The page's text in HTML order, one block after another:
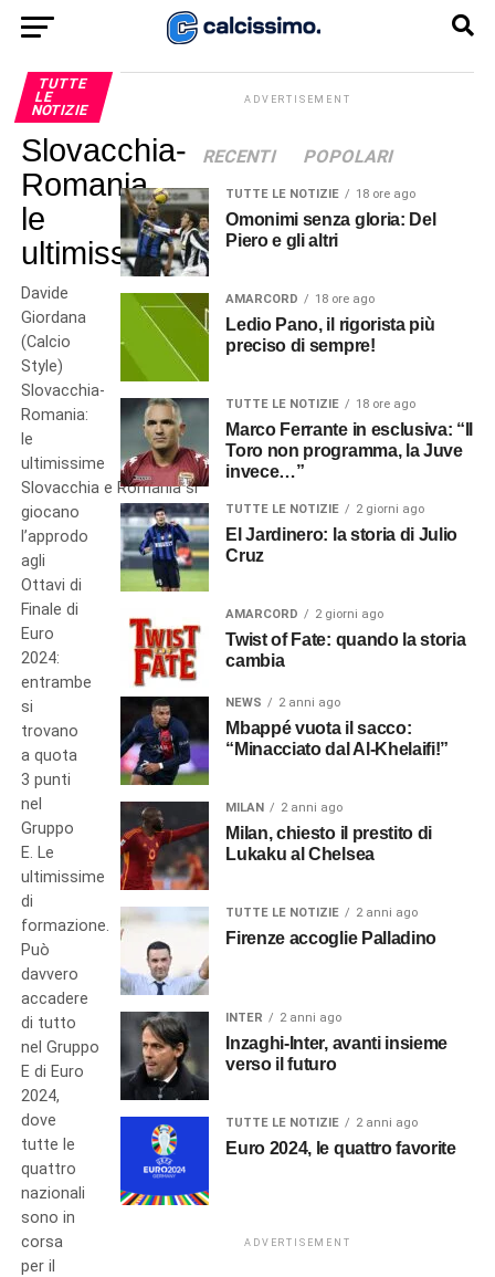
TUTTE
LE
NOTIZIE
Slovacchia-
Romania,
le
ultimissime
Davide
Giordana
(Calcio
Style)
Slovacchia-
Romania:
le
ultimissime
Slovacchia e Romania si
giocano
l’approdo
agli
Ottavi di
Finale di
Euro
2024:
entrambe
si
trovano
a quota
3 punti
nel
Gruppo
E. Le
ultimissime
di
formazione.
Può
davvero
accadere
di tutto
nel Gruppo
E di Euro
2024,
dove
tutte le
quattro
nazionali
sono in
corsa
per il
ADVERTISEMENT
RECENTI POPOLARI
TUTTE LE NOTIZIE 18 ore ago
Omonimi senza gloria: Del
Piero e gli altri
AMARCORD 18 ore ago
Ledio Pano, il rigorista più
preciso di sempre!
TUTTE LE NOTIZIE 18 ore ago
Marco Ferrante in esclusiva: “Il
Toro non programma, la Juve
invece…”
TUTTE LE NOTIZIE 2 giorni ago
El Jardinero: la storia di Julio
Cruz
AMARCORD 2 giorni ago
Twist of Fate: quando la storia
cambia
NEWS 2 anni ago
Mbappé vuota il sacco:
“Minacciato dal Al-Khelaifi!”
MILAN 2 anni ago
Milan, chiesto il prestito di
Lukaku al Chelsea
TUTTE LE NOTIZIE 2 anni ago
Firenze accoglie Palladino
INTER 2 anni ago
Inzaghi-Inter, avanti insieme
verso il futuro
TUTTE LE NOTIZIE 2 anni ago
Euro 2024, le quattro favorite
ADVERTISEMENT